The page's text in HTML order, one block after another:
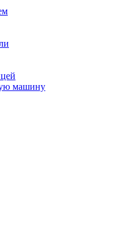
машину